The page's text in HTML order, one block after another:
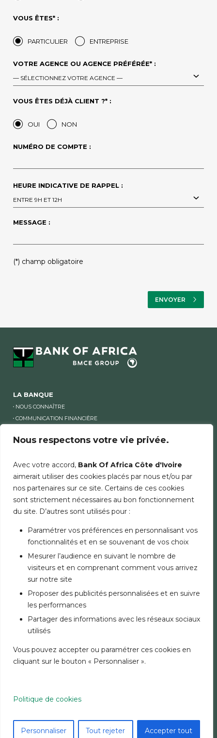
Nous respectons votre vie privée.
Avec votre accord, Bank Of Africa Côte d'Ivoire
aimerait utiliser des cookies placés par nous et/ou par
nos partenaires sur ce site. Certains de ces cookies
sont strictement nécessaires au bon fonctionnement
du site. D’autres sont utilisés pour :
Paramétrer vos préférences en personnalisant vos
fonctionnalités et en se souvenant de vos choix
Mesurer l’audience en suivant le nombre de
visiteurs et en comprenant comment vous arrivez
sur notre site
Proposer des publicités personnalisées et en suivre
les performances
Partager des informations avec les réseaux sociaux
utilisés
Vous pouvez accepter ou paramétrer ces cookies en
cliquant sur le bouton « Personnaliser ».
Politique de cookies
Personnaliser Tout rejeter Accepter tout
VOUS ÊTES* :
PARTICULIER ENTREPRISE
VOTRE AGENCE OU AGENCE PRÉFÉRÉE* :
— SÉLECTIONNEZ VOTRE AGENCE —
VOUS ÊTES DÉJÀ CLIENT ?* :
OUI NON
NUMÉRO DE COMPTE :
HEURE INDICATIVE DE RAPPEL :
ENTRE 9H ET 12H
MESSAGE :
PLEASE LEAVE THIS FIELD EMPTY.
(*) champ obligatoire
LA BANQUE
NOUS CONNAÎTRE
COMMUNICATION FINANCIÈRE
RECRUTEMENT
LISTE DES COMPTES INACTIFS
NOS OFFRES PME
ASSURANCES
PLACEMENTS
OPÉRATIONS À L’INTERNATIONAL
AUTRES OFFRES BANK OF AFRICA
AUTRES SITES BANK OF AFRICA
© 2026 GROUPE BANK OF AFRICA - TOUS DROITS RÉSERVÉS.